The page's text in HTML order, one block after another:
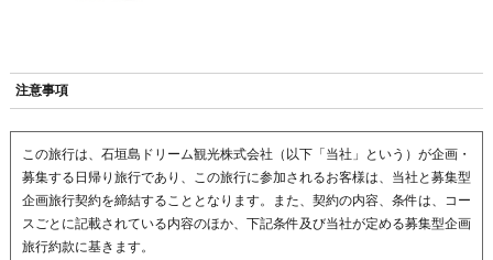
注意事項
この旅行は、石垣島ドリーム観光株式会社（以下「当社」という）が企画・
募集する日帰り旅行であり、この旅行に参加されるお客様は、当社と募集型
企画旅行契約を締結することとなります。また、契約の内容、条件は、コー
スごとに記載されている内容のほか、下記条件及び当社が定める募集型企画
旅行約款に基きます。